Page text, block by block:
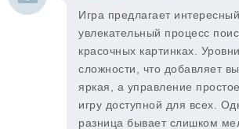
Игра предлагает
увлекательный процесс
красочных картинках.
сложности, что добавляет
яркая, а управление
игру доступной для всех.
разница бывает слишком